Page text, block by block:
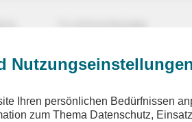
TV-PROGRAMM
Ihren persönlichen Bedürfnissen
zum Thema Datenschutz,